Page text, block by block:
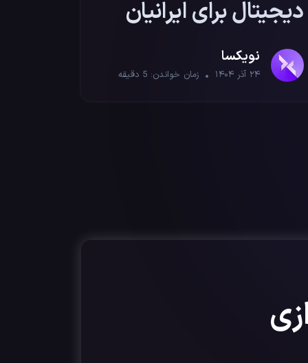
دیجیتال برای ایرانیان
گزینه‌ها
نویکسا
۲۴ آذر ۱۴۰۴ زمان خواندن: 5 دقیقه